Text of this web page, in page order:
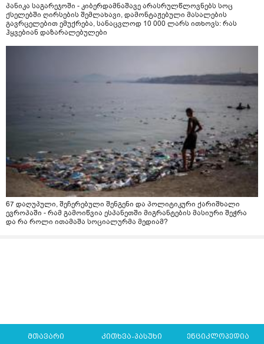
პანიკა საგარეჯოში - კიბერდამნაშავე არასრულწლოვნებს სოც
ქსელებში ღირსების შემლახავი, დამონტაჟებული მასალების
გავრცელებით ემუქრება, სანაცვლოდ 10 000 ლარს ითხოვს: რას
ჰყვებიან დაზარალებულები
67 დაღუპული, შეჩერებული შენგენი და პოლიტიკური ქარიშხალი
ევროპაში - რამ გამოიწვია ესპანეთში მიგრანტების მასიური შეჭრა
და რა როლი ითამაშა სოციალურმა მედიამ?
მთავარი კითხვა-პასუხი ენციკლოპედია